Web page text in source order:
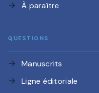
arrow_forward À paraître
QUESTIONS
arrow_forward Manuscrits
arrow_forward Ligne éditoriale